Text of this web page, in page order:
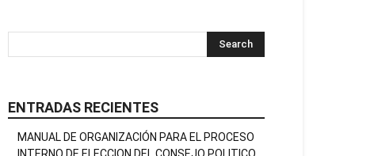
ENTRADAS RECIENTES
MANUAL DE ORGANIZACIÓN PARA EL PROCESO